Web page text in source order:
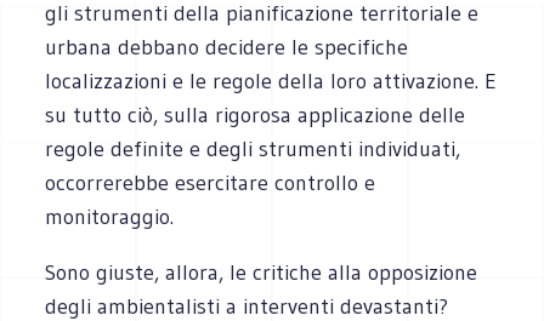
gli strumenti della pianificazione territoriale e
urbana debbano decidere le specifiche
localizzazioni e le regole della loro attivazione. E
su tutto ciò, sulla rigorosa applicazione delle
regole definite e degli strumenti individuati,
occorrerebbe esercitare controllo e
monitoraggio.
Sono giuste, allora, le critiche alla opposizione
degli ambientalisti a interventi devastanti?